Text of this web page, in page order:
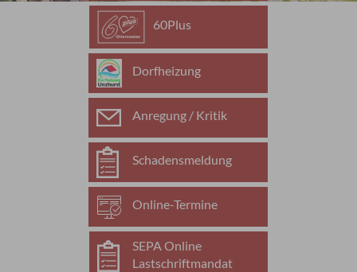
60Plus
Dorfheizung
Anregung / Kritik
Schadensmeldung
Online-Termine
SEPA Online
Lastschriftmandat